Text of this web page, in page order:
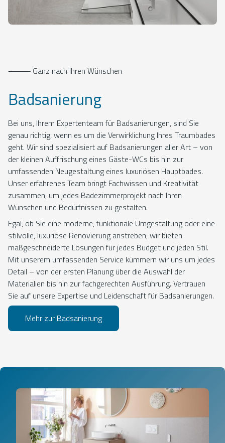
⸻ Ganz nach Ihren Wünschen
Badsanierung
Bei uns, Ihrem Expertenteam für Badsanierungen, sind Sie
genau richtig, wenn es um die Verwirklichung Ihres Traumbades
geht. Wir sind spezialisiert auf Badsanierungen aller Art – von
der kleinen Auffrischung eines Gäste-WCs bis hin zur
umfassenden Neugestaltung eines luxuriösen Hauptbades.
Unser erfahrenes Team bringt Fachwissen und Kreativität
zusammen, um jedes Badezimmerprojekt nach Ihren
Wünschen und Bedürfnissen zu gestalten.
Egal, ob Sie eine moderne, funktionale Umgestaltung oder eine
stilvolle, luxuriöse Renovierung anstreben, wir bieten
maßgeschneiderte Lösungen für jedes Budget und jeden Stil.
Mit unserem umfassenden Service kümmern wir uns um jedes
Detail – von der ersten Planung über die Auswahl der
Materialien bis hin zur fachgerechten Ausführung. Vertrauen
Sie auf unsere Expertise und Leidenschaft für Badsanierungen.
Mehr zur Badsanierung